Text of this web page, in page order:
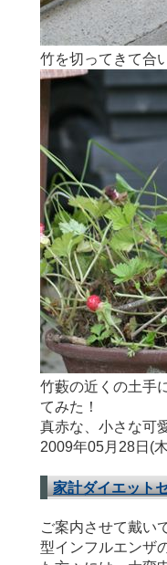
竹を切ってきて合
竹藪の近くの土手
てみた！
真赤な、小さな可
2009年05月28日(
家計ダイエット
ご案内させて戴い
型インフルエンザ